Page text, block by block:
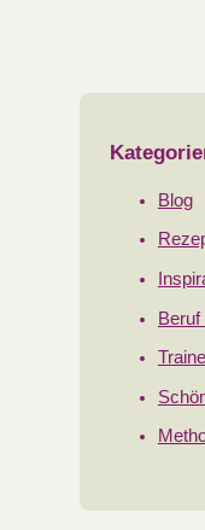
Blog
Beruf